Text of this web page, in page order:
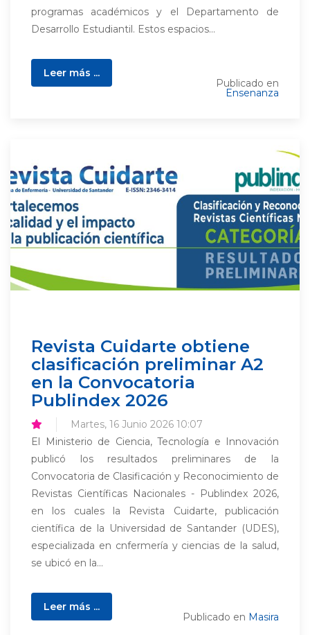
programas académicos y el Departamento de
Desarrollo Estudiantil. Estos espacios...
Leer más ...
Publicado en
Ensenanza
Revista Cuidarte obtiene
clasificación preliminar A2
en la Convocatoria
Publindex 2026
Martes, 16 Junio 2026 10:07
El Ministerio de Ciencia, Tecnología e Innovación
publicó los resultados preliminares de la
Convocatoria de Clasificación y Reconocimiento de
Revistas Científicas Nacionales - Publindex 2026,
en los cuales la Revista Cuidarte, publicación
científica de la Universidad de Santander (UDES),
especializada en cnfermería y ciencias de la salud,
se ubicó en la...
Leer más ...
Publicado en Masira